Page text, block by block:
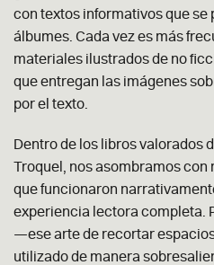
con textos informativos que
álbumes. Cada vez es más
materiales ilustrados de no
que entregan las imágenes
por el texto.
Dentro de los libros valorados
Troquel, nos asombramos
que funcionaron
experiencia lectora completa.
—ese arte de recortar
utilizado de manera